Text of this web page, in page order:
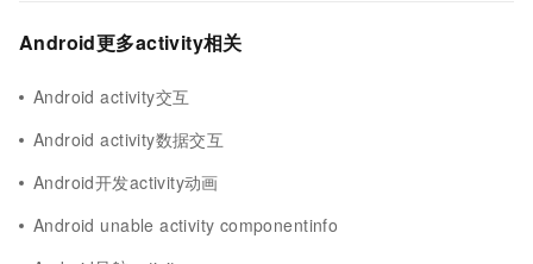
Android更多activity相关
Android activity交互
Android activity数据交互
Android开发activity动画
Android unable activity componentinfo